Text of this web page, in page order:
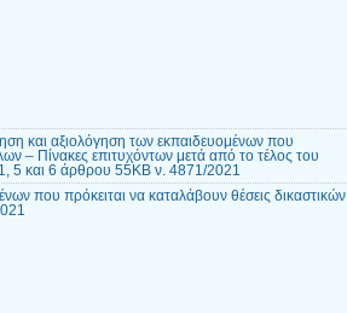
και αξιολόγηση των εκπαιδευομένων που
– Πίνακες επιτυχόντων μετά από το τέλος του
5 και 6 άρθρου 55ΚΒ ν. 4871/2021
που πρόκειται να καταλάβουν θέσεις δικαστικών